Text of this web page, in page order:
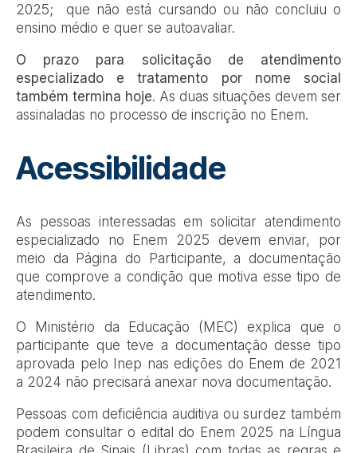
2025; que não está cursando ou não concluiu o
ensino médio e quer se autoavaliar.
O prazo para solicitação de atendimento
especializado e tratamento por nome social
também termina hoje. As duas situações devem ser
assinaladas no processo de inscrição no Enem.
Acessibilidade
As pessoas interessadas em solicitar atendimento
especializado no Enem 2025 devem enviar, por
meio da Página do Participante, a documentação
que comprove a condição que motiva esse tipo de
atendimento.
O Ministério da Educação (MEC) explica que o
participante que teve a documentação desse tipo
aprovada pelo Inep nas edições do Enem de 2021
a 2024 não precisará anexar nova documentação.
Pessoas com deficiência auditiva ou surdez também
podem consultar o edital do Enem 2025 na Língua